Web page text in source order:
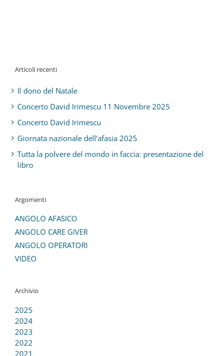
Articoli recenti
Il dono del Natale
Concerto David Irimescu 11 Novembre 2025
Concerto David Irimescu
Giornata nazionale dell’afasia 2025
Tutta la polvere del mondo in faccia: presentazione del
libro
Argomenti
ANGOLO AFASICO
ANGOLO CARE GIVER
ANGOLO OPERATORI
VIDEO
Archivio
2025
2024
2023
2022
2021